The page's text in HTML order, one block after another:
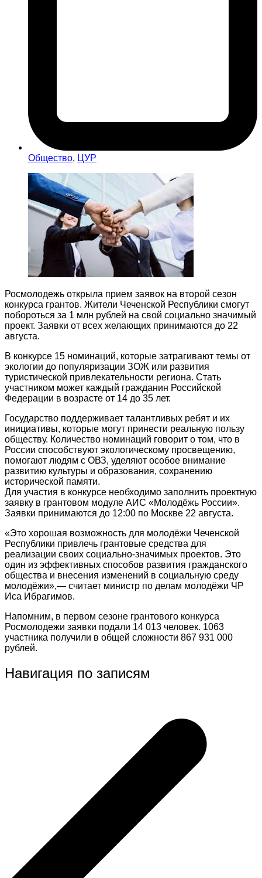
Общество, ЦУР
Росмолодежь открыла прием заявок на второй сезон
конкурса грантов. Жители Чеченской Республики смогут
побороться за 1 млн рублей на свой социально значимый
проект. Заявки от всех желающих принимаются до 22
августа.
В конкурсе 15 номинаций, которые затрагивают темы от
экологии до популяризации ЗОЖ или развития
туристической привлекательности региона. Стать
участником может каждый гражданин Российской
Федерации в возрасте от 14 до 35 лет.
Государство поддерживает талантливых ребят и их
инициативы, которые могут принести реальную пользу
обществу. Количество номинаций говорит о том, что в
России способствуют экологическому просвещению,
помогают людям с ОВЗ, уделяют особое внимание
развитию культуры и образования, сохранению
исторической памяти.
Для участия в конкурсе необходимо заполнить проектную
заявку в грантовом модуле АИС «Молодёжь России».
Заявки принимаются до 12:00 по Москве 22 августа.
«Это хорошая возможность для молодёжи Чеченской
Республики привлечь грантовые средства для
реализации своих социально-значимых проектов. Это
один из эффективных способов развития гражданского
общества и внесения изменений в социальную среду
молодёжи»,— считает министр по делам молодёжи ЧР
Иса Ибрагимов.
Напомним, в первом сезоне грантового конкурса
Росмолодежи заявки подали 14 013 человек. 1063
участника получили в общей сложности 867 931 000
рублей.
Навигация по записям